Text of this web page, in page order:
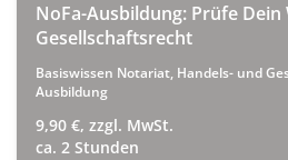
NoFa-Ausbildung: Prüfe Dein
Gesellschaftsrecht
Basiswissen Notariat, Handels- und
Ausbildung
9,90 €, zzgl. MwSt.
ca. 2 Stunden